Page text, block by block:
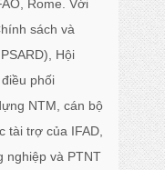
Rome. Với
sách và
Hội
phối
NTM, cán bộ
tài trợ của IFAD,
nghiệp và PTNT